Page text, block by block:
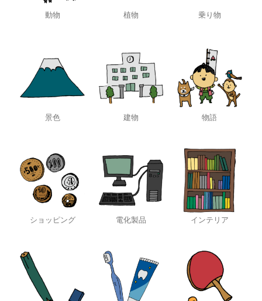
動物 植物 乗り物
景色 建物 物語
ショッピング 電化製品 インテリア